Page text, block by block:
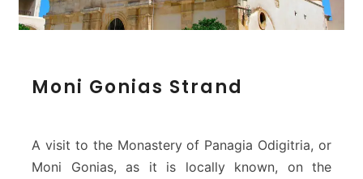
o
G
o
Moni Gonias Strand
A visit to the Monastery of Panagia Odigitria, or
Moni Gonias, as it is locally known, on the